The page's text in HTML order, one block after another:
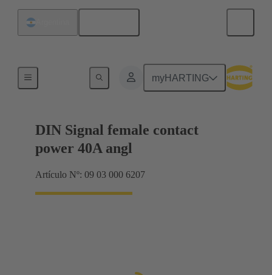
myHARTING
Terminación de placa madre a tarjeta hija
DIN Signal female contact
power 40A angl
Artículo Nº: 09 03 000 6207